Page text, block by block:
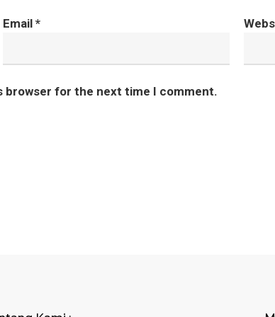
Email *
browser for the next time I comment.